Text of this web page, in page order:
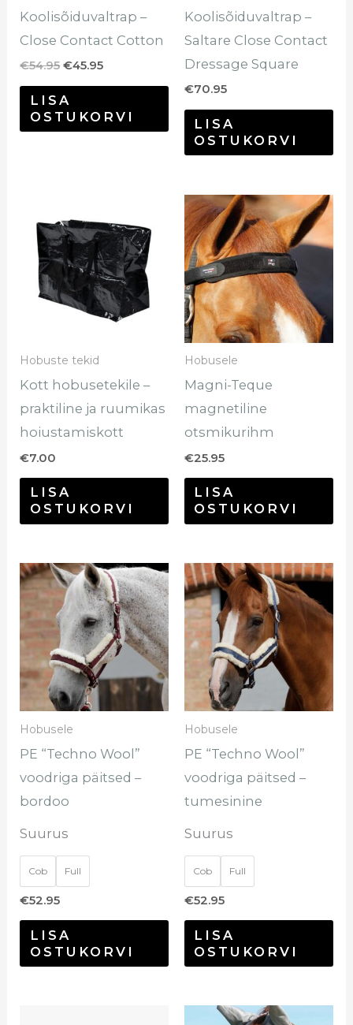
Koolisõiduvaltrap –
Close Contact Cotton
€54.95 €45.95
LISA
OSTUKORVI
Koolisõiduvaltrap –
Saltare Close Contact
Dressage Square
€70.95
LISA
OSTUKORVI
Hobuste tekid
Kott hobusetekile –
praktiline ja ruumikas
hoiustamiskott
€7.00
LISA
OSTUKORVI
Hobusele
Magni-Teque
magnetiline
otsmikurihm
€25.95
LISA
OSTUKORVI
Hobusele
PE “Techno Wool”
voodriga päitsed –
bordoo
Suurus
Cob Full
€52.95
LISA
OSTUKORVI
Sellel
tootel
on
mitu
varianti.
Valikuid
saab
tootelehel.
Hobusele
PE “Techno Wool”
voodriga päitsed –
tumesinine
Suurus
Cob Full
€52.95
LISA
OSTUKORVI
on